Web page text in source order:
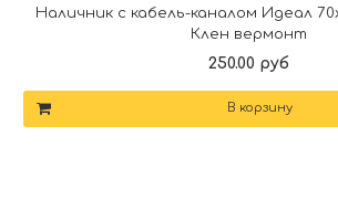
Наличник с кабель-каналом Идеал
Клен вермонт
250.00 руб
В корзину